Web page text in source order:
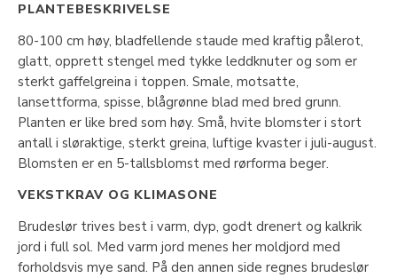
PLANTEBESKRIVELSE
80-100 cm høy, bladfellende staude med kraftig pålerot,
glatt, opprett stengel med tykke leddknuter og som er
sterkt gaffelgreina i toppen. Smale, motsatte,
lansettforma, spisse, blågrønne blad med bred grunn.
Planten er like bred som høy. Små, hvite blomster i stort
antall i sløraktige, sterkt greina, luftige kvaster i juli-august.
Blomsten er en 5-tallsblomst med rørforma beger.
VEKSTKRAV OG KLIMASONE
Brudeslør trives best i varm, dyp, godt drenert og kalkrik
jord i full sol. Med varm jord menes her moldjord med
forholdsvis mye sand. På den annen side regnes brudeslør